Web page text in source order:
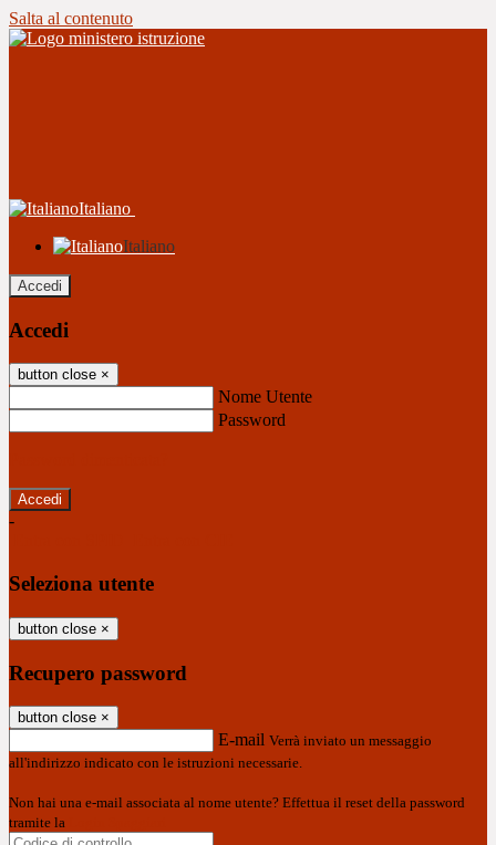
Salta al contenuto
Italiano
Italiano
Accedi
Accedi
button close ×
Nome Utente
Password
-
Seleziona utente
button close ×
Recupero password
button close ×
E-mail Verrà inviato un messaggio
all'indirizzo indicato con le istruzioni necessarie.
Non hai una e-mail associata al nome utente? Effettua il reset della password
tramite la